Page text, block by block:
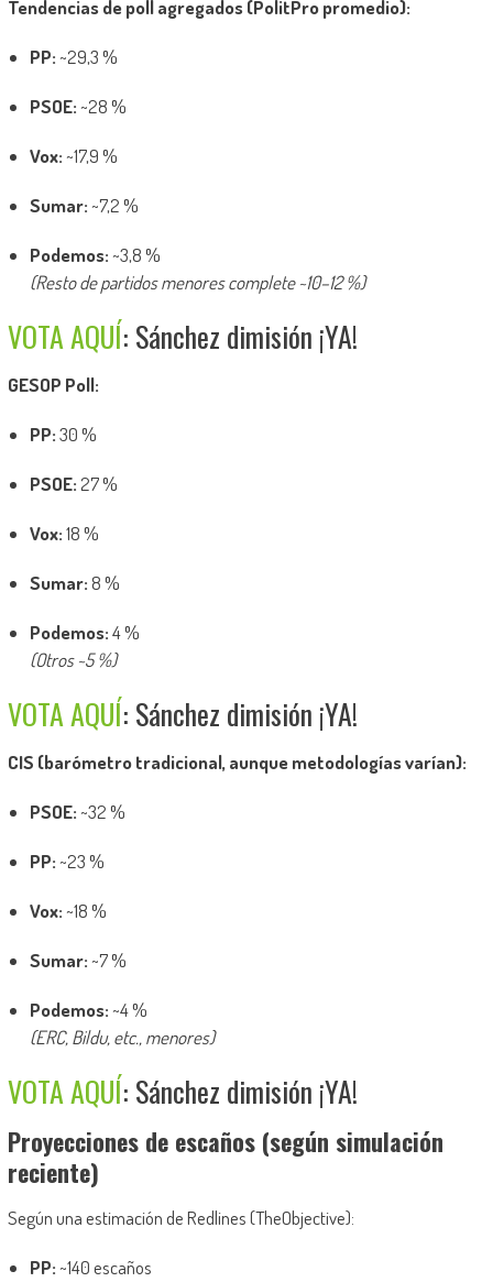
Tendencias de poll agregados (PolitPro promedio):
PP:~29,3 %
PSOE:~28 %
Vox:~17,9 %
Sumar:~7,2 %
Podemos:~3,8 %
(Resto de partidos menores complete ~10–12 %)
VOTA AQUÍ: Sánchez dimisión ¡YA!
GESOP Poll:
PP:30 %
PSOE:27 %
Vox:18 %
Sumar:8 %
Podemos:4 %
(Otros ~5 %)
VOTA AQUÍ: Sánchez dimisión ¡YA!
CIS (barómetro tradicional, aunque metodologías varían):
PSOE:~32 %
PP:~23 %
Vox:~18 %
Sumar:~7 %
Podemos:~4 %
(ERC, Bildu, etc., menores)
VOTA AQUÍ: Sánchez dimisión ¡YA!
Proyecciones de escaños (según simulación
reciente)
Según una estimación de Redlines (TheObjective):
PP:~140 escaños